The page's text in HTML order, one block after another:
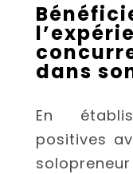
dans
En
positives